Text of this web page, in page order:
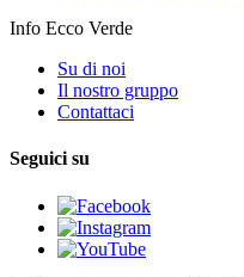
Info Ecco Verde
Su di noi
Il nostro gruppo
Contattaci
Seguici su